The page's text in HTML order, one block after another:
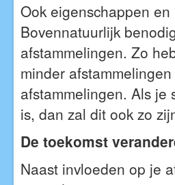
Ook eigenschappen
Bovennatuurlijk
afstammelingen. Zo
minder
afstammelingen. Als je
is, dan zal dit ook zo
De toekomst
Naast invloeden op je